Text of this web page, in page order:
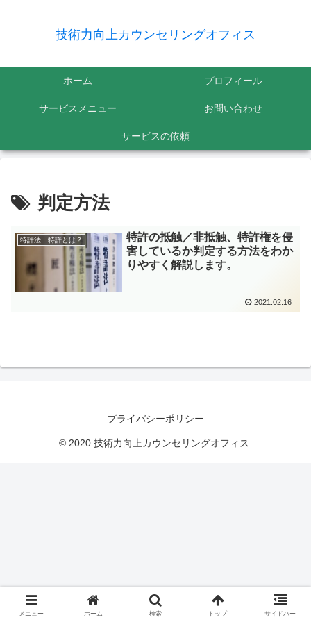
技術力向上カウンセリングオフィス
ホーム プロフィール
サービスメニュー お問い合わせ
サービスの依頼
判定方法
特許法 特許とは？
特許の抵触／非抵触、特許権を侵
害しているか判定する方法をわか
りやすく解説します。
2021.02.16
プライバシーポリシー
© 2020 技術力向上カウンセリングオフィス.
メニュー ホーム 検索 トップ サイドバー